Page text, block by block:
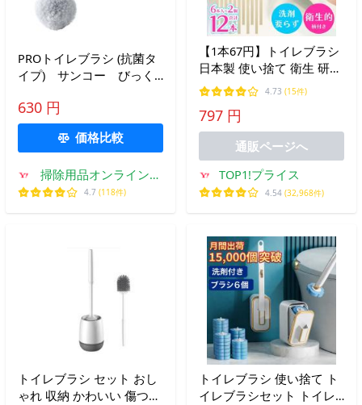
PROトイレブラシ (抗菌タ
イプ) サンコー びっく
ーナー BH-67
630 円
価格比較
掃除用品オンラインシ
ョップ
4.7 (118件)
【1本67円】トイレブラシ
日本製 使い捨て 衛生 研磨
剤スポンジ 黒ズミ 洗剤不
要 掃除 水だけ 気軽に 黄
ばみ 送料無料 2M◇ トイ
レの黄ばみすっきり棒2個
4.73 (15件)
797 円
通販ページへ
TOP1!プライス
4.54 (32,968件)
トイレブラシ セット おし
ゃれ 収納 かわいい 傷つけ
トイレブラシ 使い捨て ト
イレブラシセット トイレ